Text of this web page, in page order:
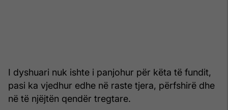
I dyshuari nuk ishte i panjohur për këta të fundit,
pasi ka vjedhur edhe në raste tjera, përfshirë dhe
në të njëjtën qendër tregtare.